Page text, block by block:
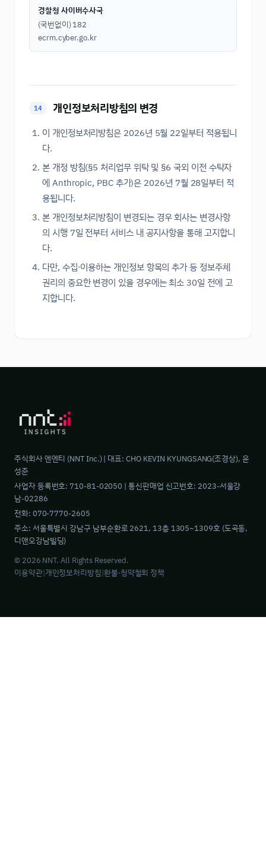
경찰청 사이버수사국
(국번없이) 182
ecrm.cyber.go.kr
14 개인정보처리방침의 변경
이 개인정보처리방침은 2026년 5월 22일부터 적용됩니
다.
본 개정 방침(§5 처리업무 위탁 및 §6 국외 이전 수탁자
에 Anthropic, PBC 추가)은 2026년 7월 28일부터 적
용됩니다.
본 개인정보처리방침이 변경되는 경우 회사는 변경사항
의 시행 7일 전부터 서비스 내 공지사항을 통해 고지합니
다.
다만, 수집·이용하는 개인정보 항목의 추가 등 정보주체
권리의 중요한 변경이 있을 경우에는 최소 30일 전에 고
지합니다.
주식회사 엔엔티 (NNT Inc.) | 대표: CHO KEVIN KYUNGSANG(조경상), 윤
성준
사업자 등록번호: 710-81-02050 | 통신판매업 신고번호: 2023-서울강
남-02286
전화: 070-7770-2605
주소: 서울특별시 강남구 남부순환로 2621, 13층 1305~1309호 (도곡동,
디앤오강남빌딩)
© 2026 NNT. All Rights Reserved.
이용약관|개인정보처리방침|환불·청약철회 정책